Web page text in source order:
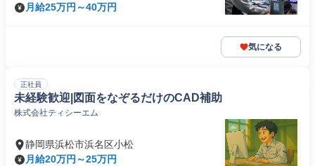
月給25万円～40万円
気になる
正社員
未経験歓迎|図面をなぞるだけのCAD補助
株式会社ティシーエム
静岡県浜松市浜名区小松
月給20万円～25万円